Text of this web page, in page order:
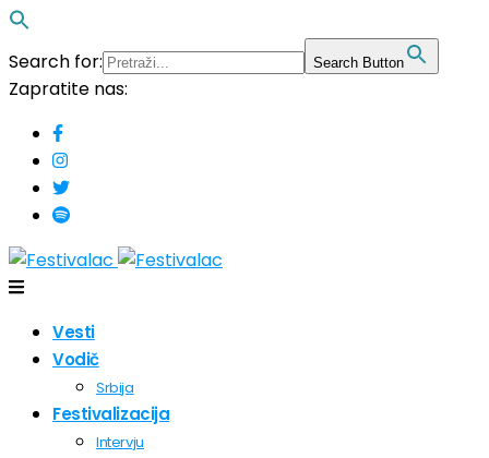
Search for: Search Button
Zapratite nas:
Vesti
Vodič
Srbija
Festivalizacija
Intervju